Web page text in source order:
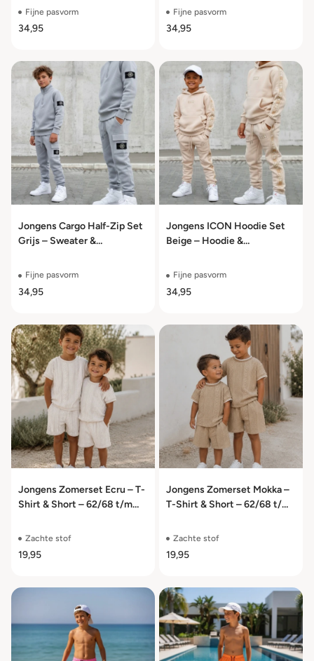
104/110 t/m 158/164
Fijne pasvorm
34,95
104/110 t/m 158/164
Fijne pasvorm
34,95
Jongens Cargo Half-Zip Set
Grijs – Sweater &
104/110 t/m 158/164
Fijne pasvorm
34,95
Jongens ICON Hoodie Set
Beige – Hoodie &
Maat 104/110 t/m 158/164
Fijne pasvorm
34,95
Jongens Zomerset Ecru – T-
Shirt & Short – 62/68 t/m
Zachte stof
19,95
Jongens Zomerset Mokka –
T-Shirt & Short – 62/68 t/m
Zachte stof
19,95